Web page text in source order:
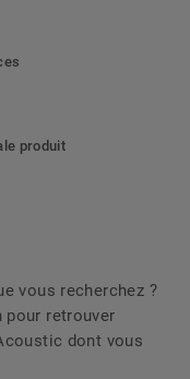
produit
vous recherchez ?
pour retrouver
dont vous